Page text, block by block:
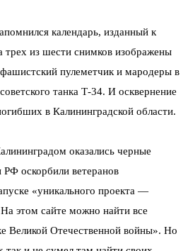
календарь, изданный к
трех из шести снимков изображены
пулеметчик и мародеры в
танка Т-34. И осквернение
в Калининградской области.
оказались черные
оскорбили ветеранов
«уникального проекта —
этом сайте можно найти все
Великой Отечественной войны». Но